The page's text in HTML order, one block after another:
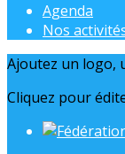
Agenda
Nos
Ajoutez un logo,
Cliquez pour